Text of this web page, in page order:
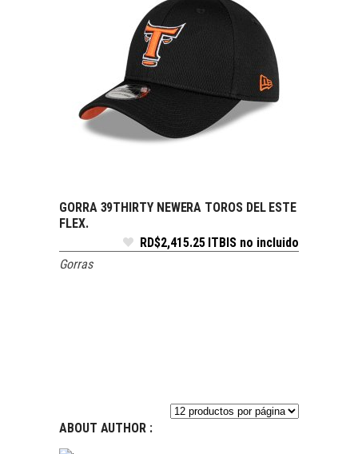
SELECCIONAR OPCIONES
GORRA 39THIRTY NEWERA TOROS DEL ESTE
FLEX.
RD$2,415.25 ITBIS no incluido
Gorras
ABOUT AUTHOR :